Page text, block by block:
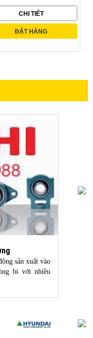
CHI TIẾT
ĐẶT HÀNG
sản xuất vào
bi với nhiều